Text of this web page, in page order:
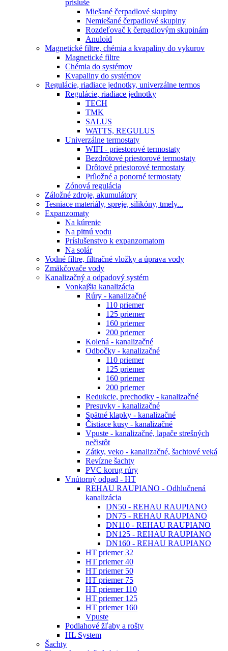
prísluše
Miešané čerpadlové skupiny
Nemiešané čerpadlové skupiny
Rozdeľovač k čerpadlovým skupinám
Anuloid
Magnetické filtre, chémia a kvapaliny do vykurov
Magnetické filtre
Chémia do systémov
Kvapaliny do systémov
Regulácie, riadiace jednotky, univerzálne termos
Regulácie, riadiace jednotky
TECH
TMK
SALUS
WATTS, REGULUS
Univerzálne termostaty
WIFI - priestorové termostaty
Bezdrôtové priestorové termostaty
Drôtové priestorové termostaty
Príložné a ponorné termostaty
Zónová regulácia
Záložné zdroje, akumulátory
Tesniace materiály, spreje, silikóny, tmely...
Expanzomaty
Na kúrenie
Na pitnú vodu
Príslušenstvo k expanzomatom
Na solár
Vodné filtre, filtračné vložky a úprava vody
Zmäkčovače vody
Kanalizačný a odpadový systém
Vonkajšia kanalizácia
Rúry - kanalizačné
110 priemer
125 priemer
160 priemer
200 priemer
Kolená - kanalizačné
Odbočky - kanalizačné
110 priemer
125 priemer
160 priemer
200 priemer
Redukcie, prechodky - kanalizačné
Presuvky - kanalizačné
Spätné klapky - kanalizačné
Čistiace kusy - kanalizačné
Vpuste - kanalizačné, lapače strešných
nečistôt
Zátky, veko - kanalizačné, šachtové veká
Revízne šachty
PVC korug rúry
Vnútorný odpad - HT
REHAU RAUPIANO - Odhlučnená
kanalizácia
DN50 - REHAU RAUPIANO
DN75 - REHAU RAUPIANO
DN110 - REHAU RAUPIANO
DN125 - REHAU RAUPIANO
DN160 - REHAU RAUPIANO
HT priemer 32
HT priemer 40
HT priemer 50
HT priemer 75
HT priemer 110
HT priemer 125
HT priemer 160
Vpuste
Podlahové žľaby a rošty
HL System
Šachty